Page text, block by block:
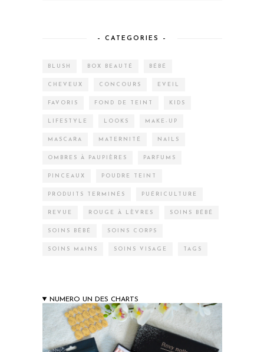
– CATEGORIES –
BLUSH BOX BEAUTÉ BÉBÉ
CHEVEUX CONCOURS EVEIL
FAVORIS FOND DE TEINT KIDS
LIFESTYLE LOOKS MAKE-UP
MASCARA MATERNITÉ NAILS
OMBRES À PAUPIÈRES PARFUMS
PINCEAUX POUDRE TEINT
PRODUITS TERMINÉS PUÉRICULTURE
REVUE ROUGE À LÈVRES SOINS BÉBÉ
SOINS BÉBÉ SOINS CORPS
SOINS MAINS SOINS VISAGE TAGS
NUMERO UN DES CHARTS